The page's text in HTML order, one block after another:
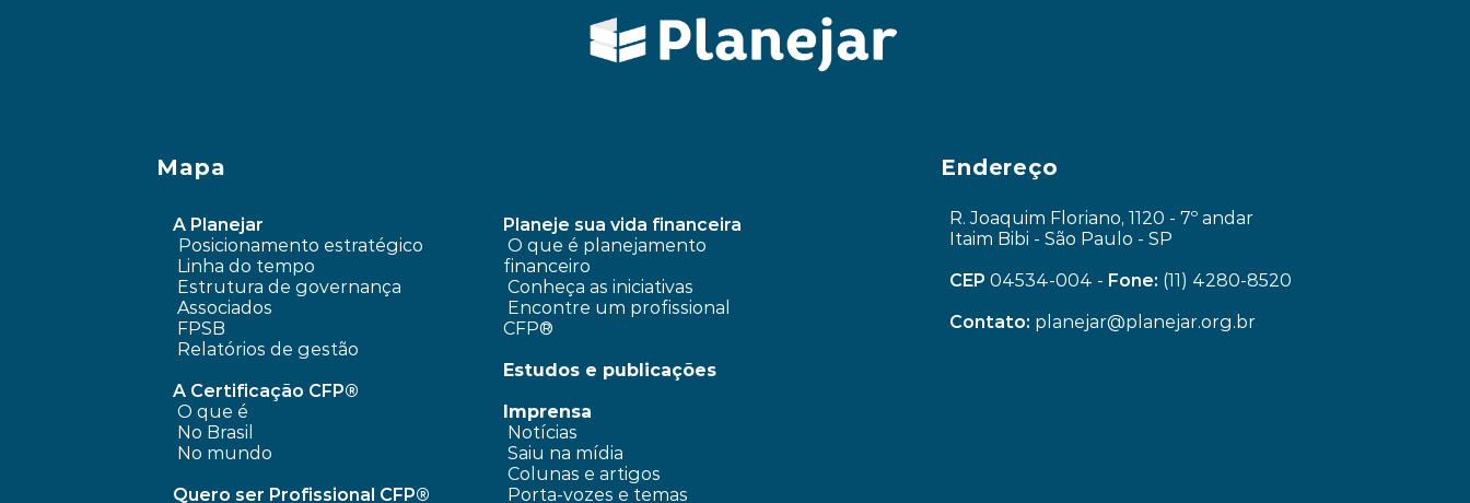
A Planejar
Posicionamento estratégico
Linha do tempo
Estrutura de governança
Associados
FPSB
Relatórios de gestão
A Certificação CFP®
O que é
No Brasil
No mundo
Quero ser Profissional CFP®
Planeje sua vida financeira
O que é planejamento
financeiro
Conheça as iniciativas
CFP®
Estudos e publicações
Imprensa
Notícias
Saiu na mídia
Colunas e artigos
Porta-vozes e temas
R. Joaquim Floriano, 1120 - 7º andar
Itaim Bibi - São Paulo - SP
CEP 04534-004 - Fone: (11) 4280-8520
Contato: planejar@planejar.org.br
Mapa Endereço